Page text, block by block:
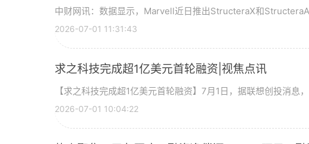
中财网讯：数据显示，Marvell近日推出StructeraX和
2026-07-01 11:31:43
求之科技完成超1亿美元首轮融资|视焦点讯
【求之科技完成超1亿美元首轮融资】7月1日，据联想创投消息
2026-07-01 10:04:22